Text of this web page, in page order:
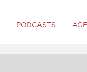
PODCASTS